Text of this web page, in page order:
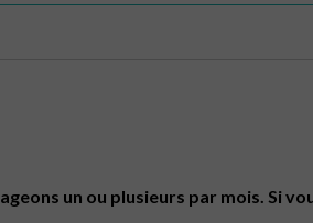
un ou plusieurs par mois. Si